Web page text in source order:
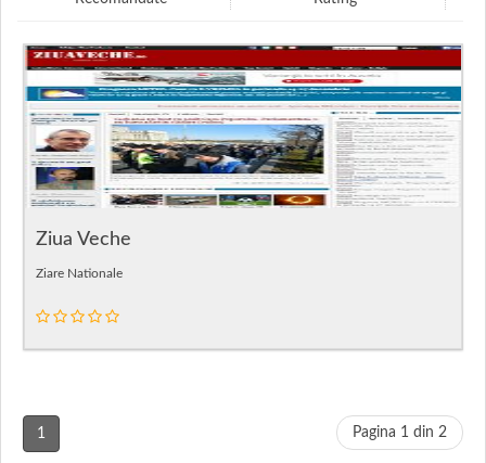
Ziua Veche
Ziare Nationale
1 Pagina 1 din 2